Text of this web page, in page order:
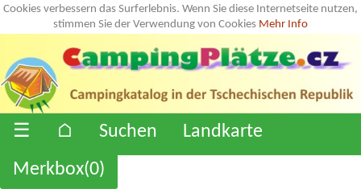
Cookies verbessern das Surferlebnis. Wenn Sie diese Internetseite nutzen,
stimmen Sie der Verwendung von Cookies Mehr Info
☰ ⌂ Suchen
Landkarte
Merkbox(0)